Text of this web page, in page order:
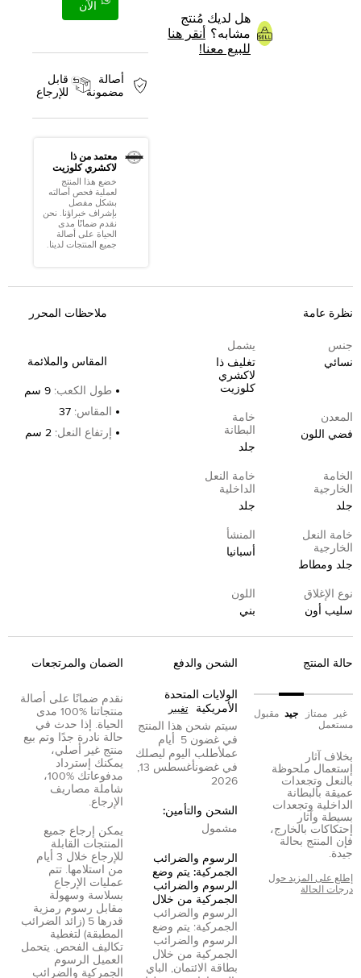
هل لديك مُنتج
مشابه؟
أنقر هنا
للبيع معنا!
الآن
أصالة
مضمونة
قابل
للإرجاع
معتمد من ذا
لاكشري كلوزيت
خضع هذا المنتج
لعملية فحص أصالته
بشكل مفصل
بإشراف خبراؤنا. نحن
نقدم ضمانًا مدى
الحياة على أصالة
جميع المنتجات لدينا.
نظرة عامة
جنس
نسائي
يشمل
تغليف ذا
لاكشري
كلوزيت
المعدن
فضي اللون
خامة
البطانة
جلد
الخامة
الخارجية
جلد
خامة النعل
الداخلية
جلد
خامة النعل
الخارجية
جلد ومطاط
المنشأ
أسبانيا
نوع الإغلاق
سليب أون
اللون
بني
ملاحظات المحرر
المقاس والملائمة
طول الكعب: 9 سم
المقاس:
37
إرتفاع النعل: 2 سم
حالة المنتج
غير
مستعمل
ممتاز جيد مقبول
بخلاف آثار
إستعمال ملحوظة
بالنعل وتجعدات
عميقة بالبطانة
الداخلية وتجعدات
بسيطة وآثار
إحتكاكات بالخارج،
فإن المنتج بحالة
جيدة.
إطلع على المزيد حول
درجات الحالة
الشحن والدفع
الولايات المتحدة
الأمريكية
تغيير
سيتم شحن هذا المنتج
في غضون 5
أيام
عملأطلب اليوم ليصلك
في غضون
أغسطس 13,
2026
الشحن والتأمين:
مشمول
الرسوم والضرائب
الجمركية: يتم وضع
الرسوم والضرائب
الجمركية من خلال
الرسوم والضرائب
الجمركية: يتم وضع
الرسوم والضرائب
الجمركية من خلال
بطاقة الائتمان,
الباي
الضمان والمرتجعات
نقدم ضمانًا على أصالة
منتجاتنا %100 مدى
الحياة. إذا حدث في
حالة نادرة جدًا وتم بيع
منتج غير أصلي،
يمكنك إسترداد
مدفوعاتك %100،
شاملة مصاريف
الإرجاع.
يمكن إرجاع جميع
المنتجات القابلة
للإرجاع خلال 3 أيام
من استلامها. تتم
عمليات الإرجاع
بسلاسة وسهولة
مقابل رسوم رمزية
قدرها 5 (زائد الضرائب
المطبقة) لتغطية
تكاليف الفحص. يتحمل
العميل الرسوم
الجمركية والضرائب